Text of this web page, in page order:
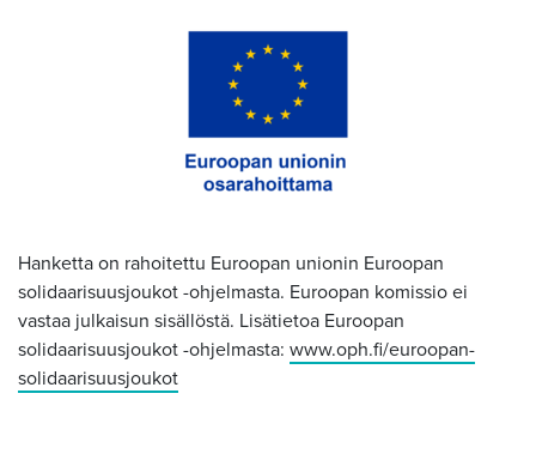
Hanketta on rahoitettu Euroopan unionin Euroopan
solidaarisuusjoukot -ohjelmasta. Euroopan komissio ei
vastaa julkaisun sisällöstä. Lisätietoa Euroopan
solidaarisuusjoukot -ohjelmasta: www.oph.fi/euroopan-
solidaarisuusjoukot